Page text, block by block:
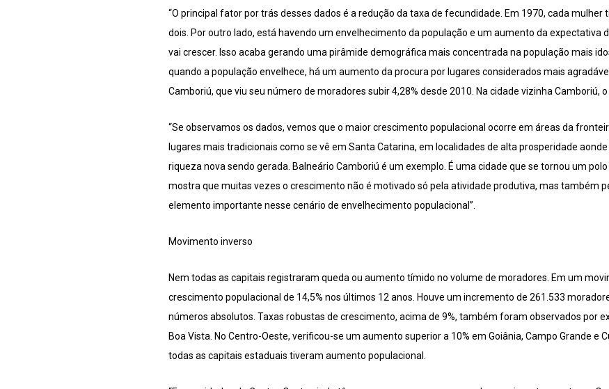
“O principal fator por trás desses dados é a redução da taxa de fecundidade. Em 1970, cada mulher
dois. Por outro lado, está havendo um envelhecimento da população e um aumento da expectativa
vai crescer. Isso acaba gerando uma pirâmide demográfica mais concentrada na população mais
quando a população envelhece, há um aumento da procura por lugares considerados mais
Camboriú, que viu seu número de moradores subir 4,28% desde 2010. Na cidade vizinha Camboriú, o
“Se observamos os dados, vemos que o maior crescimento populacional ocorre em áreas da
lugares mais tradicionais como se vê em Santa Catarina, em localidades de alta prosperidade
riqueza nova sendo gerada. Balneário Camboriú é um exemplo. É uma cidade que se tornou um
mostra que muitas vezes o crescimento não é motivado só pela atividade produtiva, mas também
elemento importante nesse cenário de envelhecimento populacional”.
Movimento inverso
Nem todas as capitais registraram queda ou aumento tímido no volume de moradores. Em um
crescimento populacional de 14,5% nos últimos 12 anos. Houve um incremento de 261.533
números absolutos. Taxas robustas de crescimento, acima de 9%, também foram observados por
Boa Vista. No Centro-Oeste, verificou-se um aumento superior a 10% em Goiânia, Campo Grande e
todas as capitais estaduais tiveram aumento populacional.